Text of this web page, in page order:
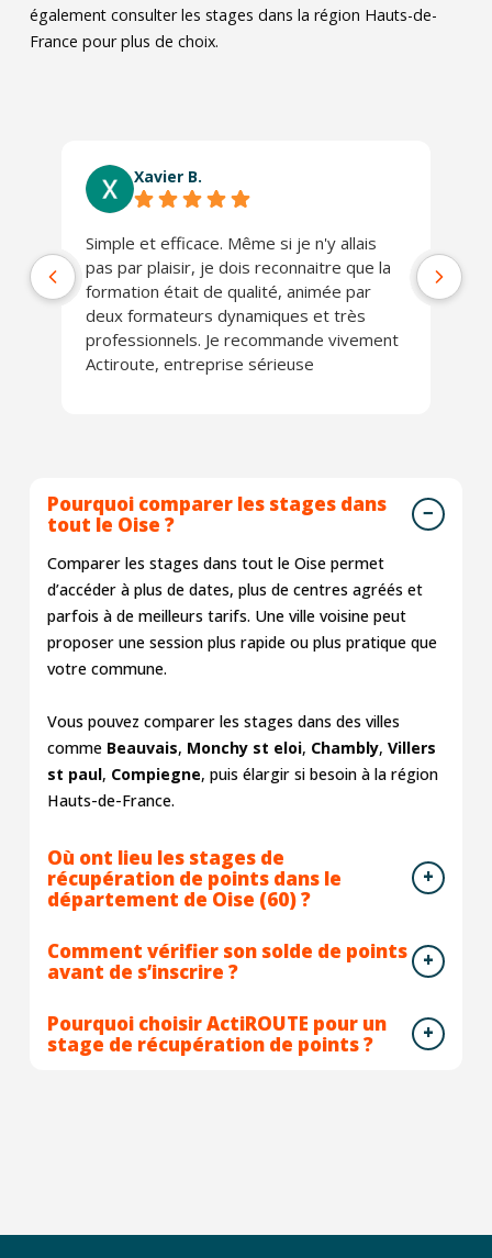
également consulter les stages dans la région Hauts-de-
France pour plus de choix.
Xavier B.
Simple et efficace. Même si je n'y allais
pas par plaisir, je dois reconnaitre que la
formation était de qualité, animée par
deux formateurs dynamiques et très
professionnels. Je recommande vivement
Actiroute, entreprise sérieuse
Pourquoi comparer les stages dans
tout le Oise ?
Comparer les stages dans tout le Oise permet
d’accéder à plus de dates, plus de centres agréés et
parfois à de meilleurs tarifs. Une ville voisine peut
proposer une session plus rapide ou plus pratique que
votre commune.
Vous pouvez comparer les stages dans des villes
comme Beauvais, Monchy st eloi, Chambly, Villers
st paul, Compiegne, puis élargir si besoin à la région
Hauts-de-France.
Où ont lieu les stages de
récupération de points dans le
département de Oise (60) ?
Comment vérifier son solde de points
avant de s’inscrire ?
Pourquoi choisir ActiROUTE pour un
stage de récupération de points ?